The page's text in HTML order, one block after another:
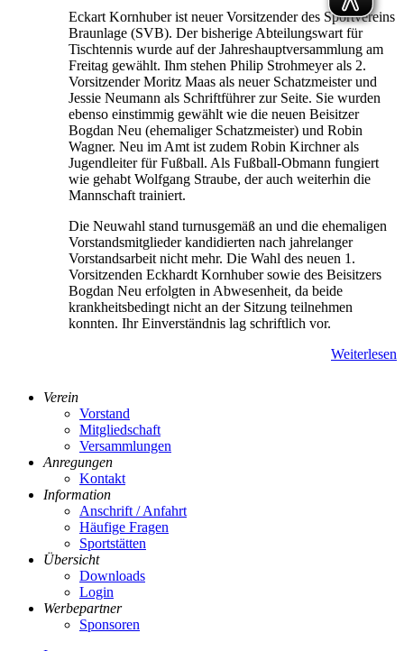
Eckart Kornhuber ist neuer Vorsitzender des Sportvereins
Braunlage (SVB). Der bisherige Abteilungswart für
Tischtennis wurde auf der Jahreshauptversammlung am
Freitag gewählt. Ihm stehen Philip Strohmeyer als 2.
Vorsitzender Moritz Maas als neuer Schatzmeister und
Jessie Neumann als Schriftführer zur Seite. Sie wurden
ebenso einstimmig gewählt wie die neuen Beisitzer
Bogdan Neu (ehemaliger Schatzmeister) und Robin
Wagner. Neu im Amt ist zudem Robin Kirchner als
Jugendleiter für Fußball. Als Fußball-Obmann fungiert
wie gehabt Wolfgang Straube, der auch weiterhin die
Mannschaft trainiert.
Die Neuwahl stand turnusgemäß an und die ehemaligen
Vorstandsmitglieder kandidierten nach jahrelanger
Vorstandsarbeit nicht mehr. Die Wahl des neuen 1.
Vorsitzenden Eckhardt Kornhuber sowie des Beisitzers
Bogdan Neu erfolgten in Abwesenheit, da beide
krankheitsbedingt nicht an der Sitzung teilnehmen
konnten. Ihr Einverständnis lag schriftlich vor.
Weiterlesen
Verein
Vorstand
Mitgliedschaft
Versammlungen
Anregungen
Kontakt
Information
Anschrift / Anfahrt
Häufige Fragen
Sportstätten
Übersicht
Downloads
Login
Werbepartner
Sponsoren